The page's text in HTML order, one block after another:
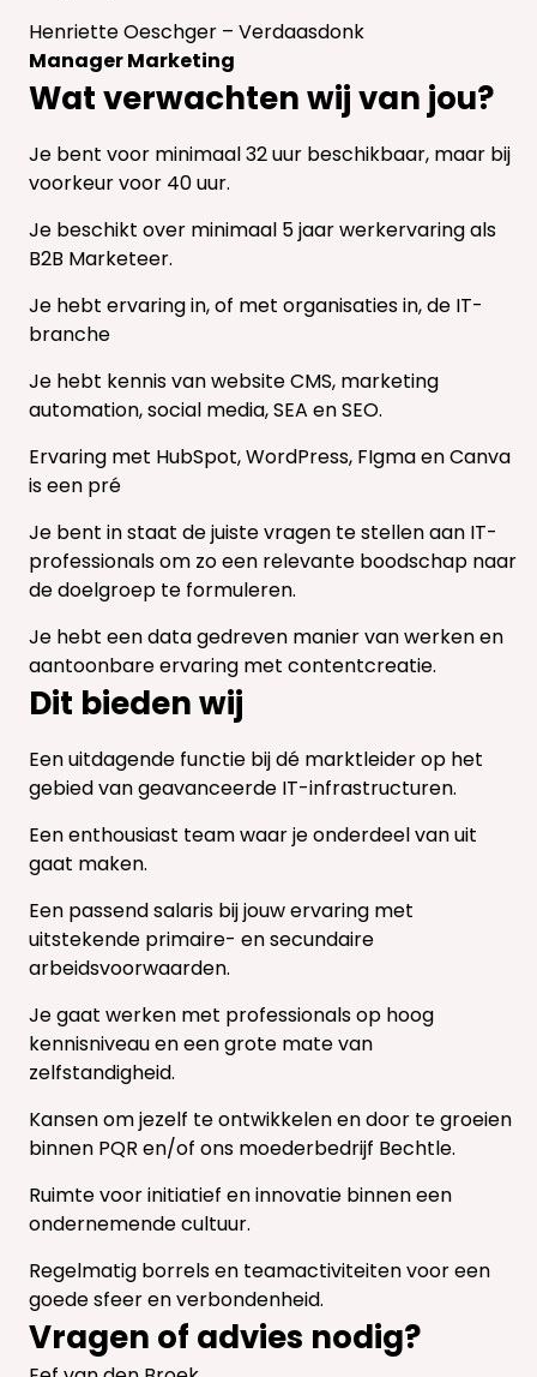
Henriette Oeschger – Verdaasdonk
Manager Marketing
Wat verwachten wij van jou?
Je bent voor minimaal 32 uur beschikbaar, maar bij
voorkeur voor 40 uur.
Je beschikt over minimaal 5 jaar werkervaring als
B2B Marketeer.
Je hebt ervaring in, of met organisaties in, de IT-
branche
Je hebt kennis van website CMS, marketing
automation, social media, SEA en SEO.
Ervaring met HubSpot, WordPress, FIgma en Canva
is een pré
Je bent in staat de juiste vragen te stellen aan IT-
professionals om zo een relevante boodschap naar
de doelgroep te formuleren.
Je hebt een data gedreven manier van werken en
aantoonbare ervaring met contentcreatie.
Dit bieden wij
Een uitdagende functie bij dé marktleider op het
gebied van geavanceerde IT-infrastructuren.
Een enthousiast team waar je onderdeel van uit
gaat maken.
Een passend salaris bij jouw ervaring met
uitstekende primaire- en secundaire
arbeidsvoorwaarden.
Je gaat werken met professionals op hoog
kennisniveau en een grote mate van
zelfstandigheid.
Kansen om jezelf te ontwikkelen en door te groeien
binnen PQR en/of ons moederbedrijf Bechtle.
Ruimte voor initiatief en innovatie binnen een
ondernemende cultuur.
Regelmatig borrels en teamactiviteiten voor een
goede sfeer en verbondenheid.
Vragen of advies nodig?